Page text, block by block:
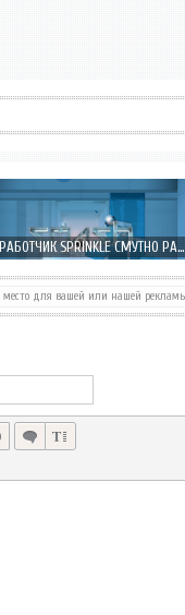
РАЗРАБОТЧИК SPRINKLE СМУТНО РАСССКАЗАЛ О НОВОЙ ГОЛОВОЛОМКЕ SMASH HIT
место для вашей или нашей